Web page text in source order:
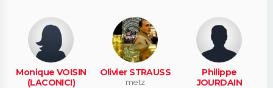
Monique VOISIN
(LACONICI)
Olivier STRAUSS
metz
Philippe
JOURDAIN